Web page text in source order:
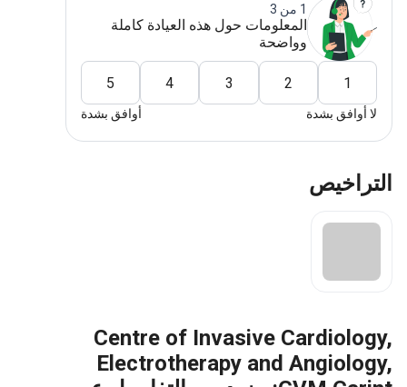
1 من 3
المعلومات حول هذه العيادة كاملة
وواضحة
1
2
3
4
5
لا أوافق بشدة أوافق بشدة
التراخيص
Centre of Invasive Cardiology,
Electrotherapy and Angiology,